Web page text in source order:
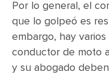
Por lo general, el
que lo golpeó es
embargo, hay
conductor de moto
y su abogado